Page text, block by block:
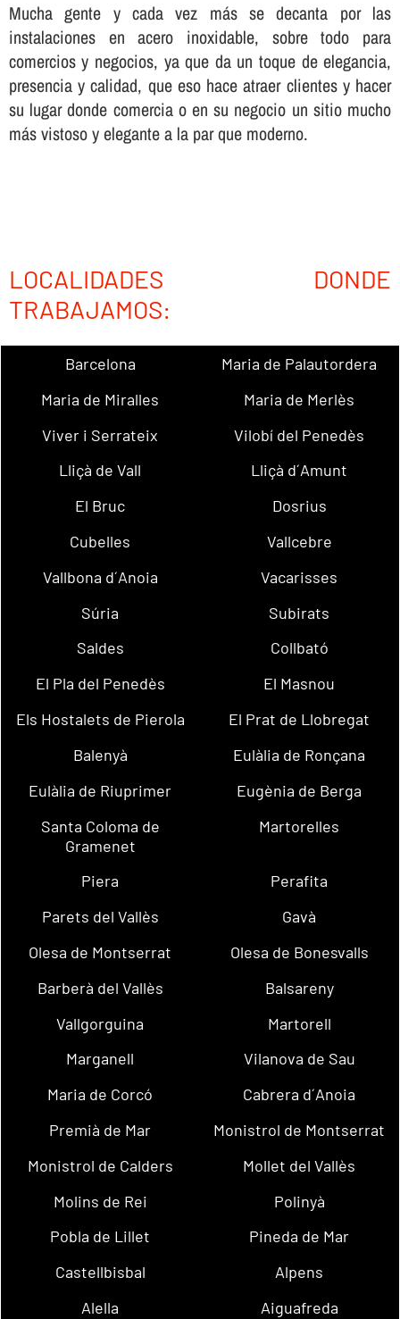
Mucha gente y cada vez más se decanta por las
instalaciones en acero inoxidable, sobre todo para
comercios y negocios, ya que da un toque de elegancia,
presencia y calidad, que eso hace atraer clientes y hacer
su lugar donde comercia o en su negocio un sitio mucho
más vistoso y elegante a la par que moderno.
LOCALIDADES DONDE
TRABAJAMOS:
Barcelona
Maria de Palautordera
Maria de Miralles
Maria de Merlès
Viver i Serrateix
Vilobí del Penedès
Lliçà de Vall
Lliçà d´Amunt
El Bruc
Dosrius
Cubelles
Vallcebre
Vallbona d´Anoia
Vacarisses
Súria
Subirats
Saldes
Collbató
El Pla del Penedès
El Masnou
Els Hostalets de Pierola
El Prat de Llobregat
Balenyà
Eulàlia de Ronçana
Eulàlia de Riuprimer
Eugènia de Berga
Santa Coloma de
Gramenet
Martorelles
Piera
Perafita
Parets del Vallès
Gavà
Olesa de Montserrat
Olesa de Bonesvalls
Barberà del Vallès
Balsareny
Vallgorguina
Martorell
Marganell
Vilanova de Sau
Maria de Corcó
Cabrera d´Anoia
Premià de Mar
Monistrol de Montserrat
Monistrol de Calders
Mollet del Vallès
Molins de Rei
Polinyà
Pobla de Lillet
Pineda de Mar
Castellbisbal
Alpens
Alella
Aiguafreda